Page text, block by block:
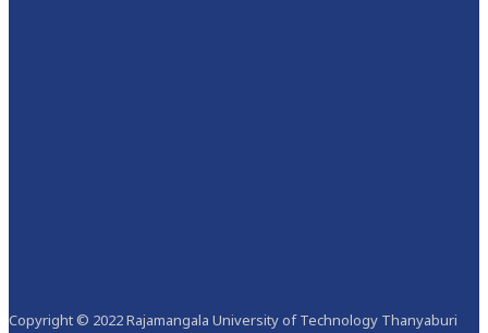
Copyright © 2022 Rajamangala University of Technology Thanyaburi